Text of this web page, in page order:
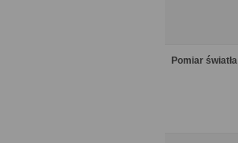
Pomiar światła